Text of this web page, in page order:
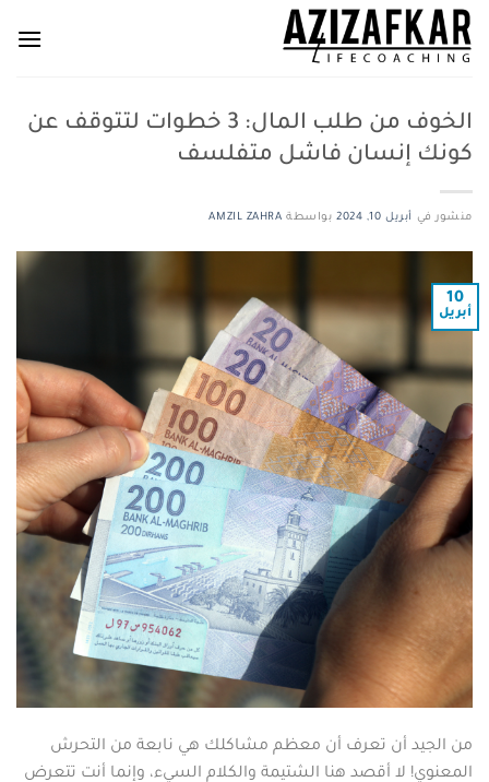
تخطي
للمحتوى
الخوف من طلب المال: 3 خطوات لتتوقف عن
كونك إنسان فاشل متفلسف
منشور في أبريل 10, 2024 بواسطة AMZIL ZAHRA
10
أبريل
من الجيد أن تعرف أن معظم مشاكلك هي نابعة من التحرش
المعنوي! لا أقصد هنا الشتيمة والكلام السيء، وإنما أنت تتعرض